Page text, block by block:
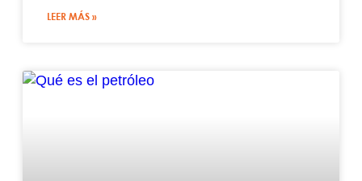
LEER MÁS »